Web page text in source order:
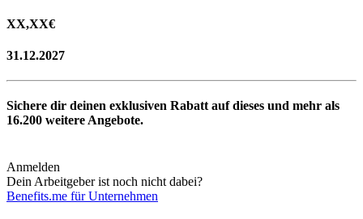
XX,XX€
31.12.2027
Sichere dir deinen exklusiven Rabatt auf dieses und mehr als
16.200 weitere Angebote.
Anmelden
Dein Arbeitgeber ist noch nicht dabei?
Benefits.me für Unternehmen